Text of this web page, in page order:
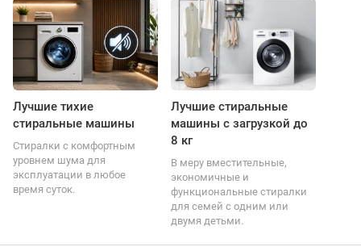
Лучшие тихие
стиральные машины
Стиралки с комфортным
уровнем шума для
эксплуатации в любое
время суток.
Лучшие стиральные
машины с загрузкой до
8 кг
В меру вместительные,
экономичные и
функциональные стиралки
для семей с одним или
двумя детьми.